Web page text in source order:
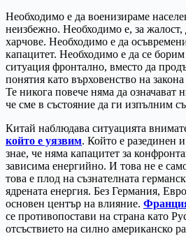
Необходимо е да военизираме
неизбежно. Необходимо е, за
харчове. Необходимо е да
капацитет. Необходимо е да се борим
ситуация фронтално, вместо да
понятия като върховенство на
Те никога повече няма да
че сме в състояние да ги изпълним
Китай наблюдава ситуацията
който е уязвим. Който е разединен
знае, че няма капацитет за
зависима енергийно. И това не е
това е плод на съзнателната
ядрената енергия. Без Германия,
основен център на влияние.
се противопостави на страна като
отсъствието на силно американско